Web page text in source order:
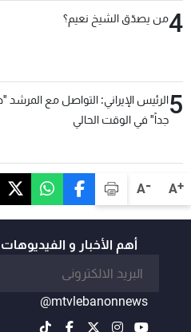
A+
A-
4من يصدّق الشيخ نعيم؟
5الرئيس الإيراني: التواصل مع
جداً" في الوقت الحالي
أهم الأخبار و
@mtvlebanonnews